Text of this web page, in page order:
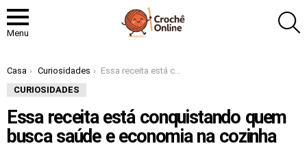
Menu
Você está aqui:
Casa Curiosidades
Essa receita está conquistando quem busca saúde e economia na cozinha
CURIOSIDADES
Essa receita está conquistando quem
busca saúde e economia na cozinha